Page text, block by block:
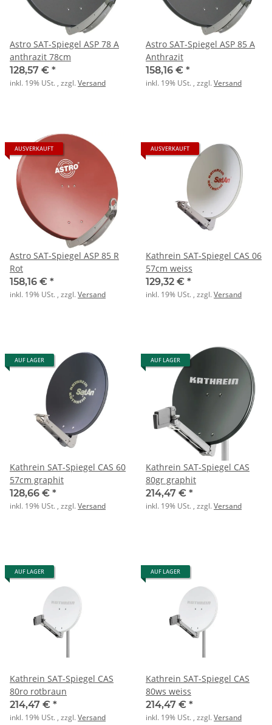
Astro SAT-Spiegel ASP 78 A
anthrazit 78cm
128,57 € *
inkl. 19% USt. , zzgl.Versand
Astro SAT-Spiegel ASP 85 A
Anthrazit
158,16 € *
inkl. 19% USt. , zzgl.Versand
AUSVERKAUFT
Astro SAT-Spiegel ASP 85 R
Rot
158,16 € *
inkl. 19% USt. , zzgl.Versand
AUSVERKAUFT
Kathrein SAT-Spiegel CAS 06
57cm weiss
129,32 € *
inkl. 19% USt. , zzgl.Versand
AUF LAGER
Kathrein SAT-Spiegel CAS 60
57cm graphit
128,66 € *
inkl. 19% USt. , zzgl.Versand
AUF LAGER
Kathrein SAT-Spiegel CAS
80gr graphit
214,47 € *
inkl. 19% USt. , zzgl.Versand
AUF LAGER
Kathrein SAT-Spiegel CAS
80ro rotbraun
214,47 € *
inkl. 19% USt. , zzgl.Versand
AUF LAGER
Kathrein SAT-Spiegel CAS
80ws weiss
214,47 € *
inkl. 19% USt. , zzgl.Versand